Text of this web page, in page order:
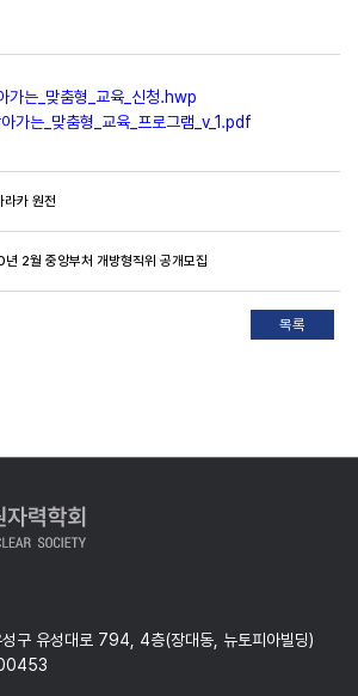
가는_맞춤형_교육_신청.hwp
가는_맞춤형_교육_프로그램_v_1.pdf
카 원전
2월 중앙부처 개방형직위 공개모집
구 유성대로 794, 4층(장대동, 뉴토피아빌딩)